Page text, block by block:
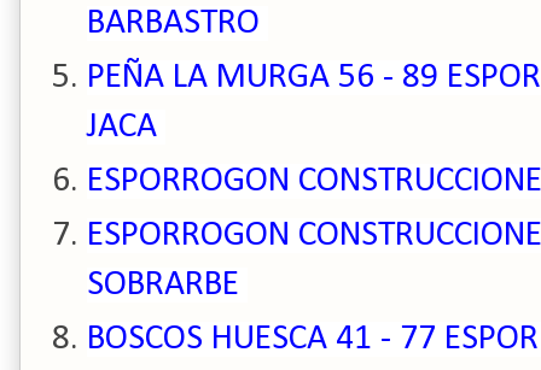
BARBASTRO
PEÑA LA MURGA 56 - 89
JACA
ESPORROGON
ESPORROGON
SOBRARBE
BOSCOS HUESCA 41 - 77